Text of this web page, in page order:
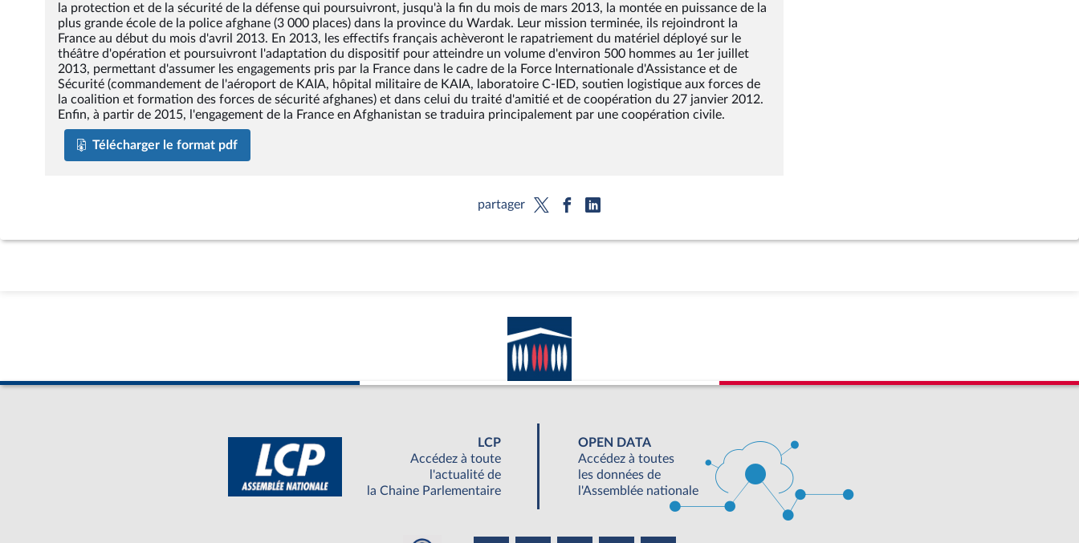
la protection et de la sécurité de la défense qui poursuivront, jusqu'à la fin du mois de mars 2013, la montée en puissance de la
plus grande école de la police afghane (3 000 places) dans la province du Wardak. Leur mission terminée, ils rejoindront la
France au début du mois d'avril 2013. En 2013, les effectifs français achèveront le rapatriement du matériel déployé sur le
théâtre d'opération et poursuivront l'adaptation du dispositif pour atteindre un volume d'environ 500 hommes au 1er juillet
2013, permettant d'assumer les engagements pris par la France dans le cadre de la Force Internationale d'Assistance et de
Sécurité (commandement de l'aéroport de KAIA, hôpital militaire de KAIA, laboratoire C-IED, soutien logistique aux forces de
la coalition et formation des forces de sécurité afghanes) et dans celui du traité d'amitié et de coopération du 27 janvier 2012.
Enfin, à partir de 2015, l'engagement de la France en Afghanistan se traduira principalement par une coopération civile.
Télécharger le format pdf
partager
LCP
Accédez à toute
l'actualité de
la Chaine Parlementaire
OPEN DATA
Accédez à toutes
les données de
l'Assemblée nationale